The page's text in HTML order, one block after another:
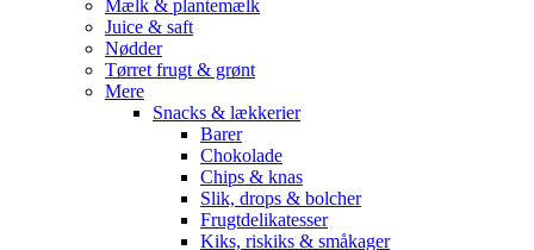
Mælk & plantemælk
Juice & saft
Nødder
Tørret frugt & grønt
Mere
Snacks & lækkerier
Barer
Chokolade
Chips & knas
Slik, drops & bolcher
Frugtdelikatesser
Kiks, riskiks & småkager